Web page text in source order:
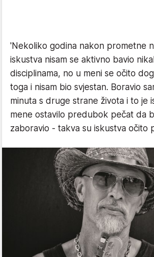
'Nekoliko godina nakon prometne
iskustva nisam se aktivno bavio
disciplinama, no u meni se očito
toga i nisam bio svjestan. Boravio
minuta s druge strane života i to je
mene ostavilo predubok pečat da
zaboravio - takva su iskustva očito